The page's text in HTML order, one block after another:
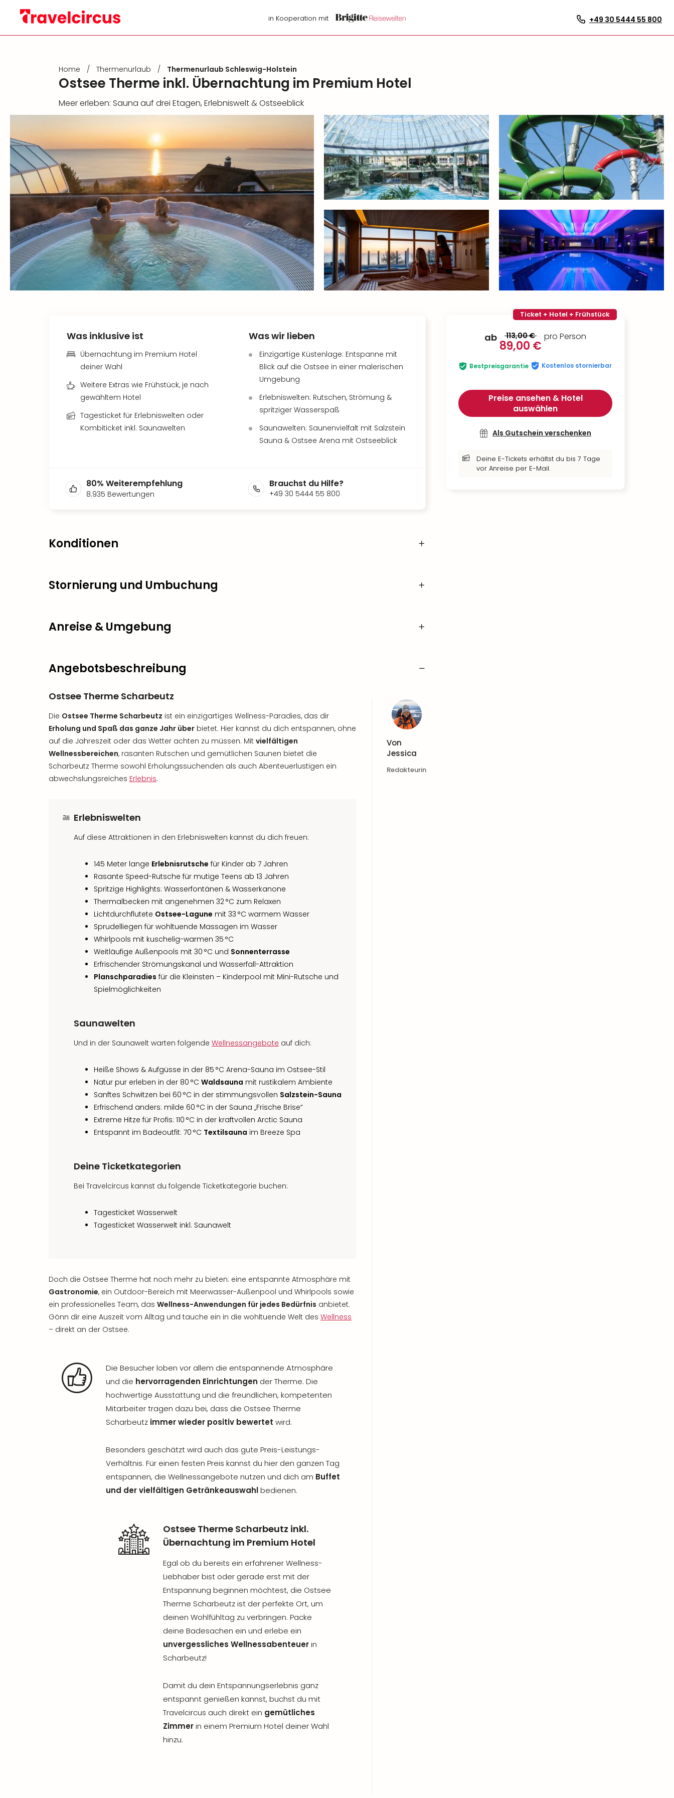
in Kooperation mit +49 30 5444 55 800
Home / Thermenurlaub / Thermenurlaub Schleswig-Holstein
Ostsee Therme inkl. Übernachtung im Premium Hotel
Meer erleben: Sauna auf drei Etagen, Erlebniswelt & Ostseeblick
Ticket + Hotel + Frühstück
ab 113,00 €
89,00 €
pro Person
Bestpreisgarantie Kostenlos stornierbar
Preise ansehen & Hotel
auswählen
Als Gutschein verschenken
Deine E-Tickets erhältst du bis 7 Tage
vor Anreise per E-Mail.
Was inklusive ist
Übernachtung im Premium Hotel
deiner Wahl
Weitere Extras wie Frühstück, je nach
gewähltem Hotel
Tagesticket für Erlebniswelten oder
Kombiticket inkl. Saunawelten
Was wir lieben
Einzigartige Küstenlage: Entspanne mit
Blick auf die Ostsee in einer malerischen
Umgebung
Erlebniswelten: Rutschen, Strömung &
spritziger Wasserspaß
Saunawelten: Saunenvielfalt mit Salzstein
Sauna & Ostsee Arena mit Ostseeblick
80% Weiterempfehlung
8.935 Bewertungen
Brauchst du Hilfe?
+49 30 5444 55 800
Konditionen
Stornierung und Umbuchung
Anreise & Umgebung
Angebotsbeschreibung
Ostsee Therme Scharbeutz
Die Ostsee Therme Scharbeutz ist ein einzigartiges Wellness-Paradies, das dir
Erholung und Spaß das ganze Jahr über bietet. Hier kannst du dich entspannen, ohne
auf die Jahreszeit oder das Wetter achten zu müssen. Mit vielfältigen
Wellnessbereichen, rasanten Rutschen und gemütlichen Saunen bietet die
Scharbeutz Therme sowohl Erholungssuchenden als auch Abenteuerlustigen ein
abwechslungsreiches Erlebnis.
Erlebniswelten
Auf diese Attraktionen in den Erlebniswelten kannst du dich freuen:
145 Meter lange Erlebnisrutsche für Kinder ab 7 Jahren
Rasante Speed-Rutsche für mutige Teens ab 13 Jahren
Spritzige Highlights: Wasserfontänen & Wasserkanone
Thermalbecken mit angenehmen 32 °C zum Relaxen
Lichtdurchflutete Ostsee-Lagune mit 33 °C warmem Wasser
Sprudelliegen für wohltuende Massagen im Wasser
Whirlpools mit kuschelig-warmen 35 °C
Weitläufige Außenpools mit 30 °C und Sonnenterrasse
Erfrischender Strömungskanal und Wasserfall-Attraktion
Planschparadies für die Kleinsten – Kinderpool mit Mini-Rutsche und
Spielmöglichkeiten
Saunawelten
Und in der Saunawelt warten folgende Wellnessangebote auf dich:
Heiße Shows & Aufgüsse in der 85 °C Arena-Sauna im Ostsee-Stil
Natur pur erleben in der 80 °C Waldsauna mit rustikalem Ambiente
Sanftes Schwitzen bei 60 °C in der stimmungsvollen Salzstein-Sauna
Erfrischend anders: milde 60 °C in der Sauna „Frische Brise“
Extreme Hitze für Profis: 110 °C in der kraftvollen Arctic Sauna
Entspannt im Badeoutfit: 70 °C Textilsauna im Breeze Spa
Deine Ticketkategorien
Bei Travelcircus kannst du folgende Ticketkategorie buchen:
Tagesticket Wasserwelt
Tagesticket Wasserwelt inkl. Saunawelt
Doch die Ostsee Therme hat noch mehr zu bieten: eine entspannte Atmosphäre mit
Gastronomie, ein Outdoor-Bereich mit Meerwasser-Außenpool und Whirlpools sowie
ein professionelles Team, das Wellness-Anwendungen für jedes Bedürfnis anbietet.
Gönn dir eine Auszeit vom Alltag und tauche ein in die wohltuende Welt des Wellness
– direkt an der Ostsee.
Die Besucher loben vor allem die entspannende Atmosphäre
und die hervorragenden Einrichtungen der Therme. Die
hochwertige Ausstattung und die freundlichen, kompetenten
Mitarbeiter tragen dazu bei, dass die Ostsee Therme
Scharbeutz immer wieder positiv bewertet wird.
Besonders geschätzt wird auch das gute Preis-Leistungs-
Verhältnis. Für einen festen Preis kannst du hier den ganzen Tag
entspannen, die Wellnessangebote nutzen und dich am Buffet
und der vielfältigen Getränkeauswahlbedienen.
Ostsee Therme Scharbeutz inkl.
Übernachtung im Premium Hotel
Egal ob du bereits ein erfahrener Wellness-
Liebhaber bist oder gerade erst mit der
Entspannung beginnen möchtest, die Ostsee
Therme Scharbeutz ist der perfekte Ort, um
deinen Wohlfühltag zu verbringen. Packe
deine Badesachen ein und erlebe ein
unvergessliches Wellnessabenteuerin
Scharbeutz!
Damit du dein Entspannungserlebnis ganz
entspannt genießen kannst, buchst du mit
Travelcircus auch direkt ein gemütliches
Zimmerin einem Premium Hotel deiner Wahl
hinzu.
Von
Jessica
Redakteurin